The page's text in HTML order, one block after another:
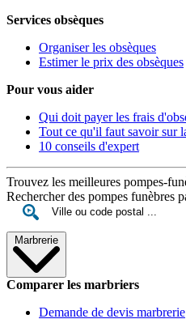
Services obsèques
Organiser les obsèques
Estimer le prix des obsèques
Pour vous aider
Qui doit payer les frais
Tout ce qu'il faut savoir sur
10 conseils d'expert
Trouvez les meilleures pompes-
Rechercher des pompes funèbres
Marbrerie
Comparer les marbriers
Demande de devis marbrerie